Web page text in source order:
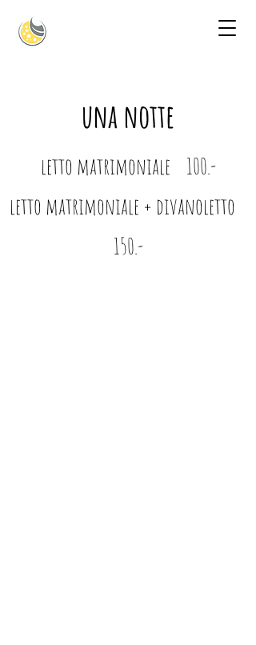
una notte
letto matrimoniale 100.-
letto matrimoniale + divanoletto
150.-